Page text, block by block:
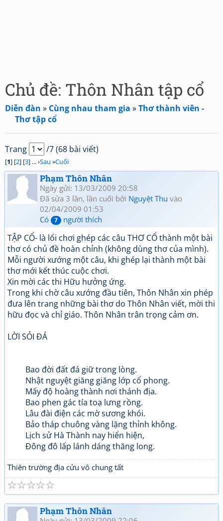
Chủ đề: Thôn Nhân tập cổ
Diễn đàn » Cùng nhau tham gia »Thơ thành viên -
Thơ tập cổ
Trang /7 (68 bài viết)
[1] [2] [3] ... ›Sau »Cuối
Phạm Thôn Nhân
Ngày gửi: 13/03/2009 20:58
Đã sửa 3 lần, lần cuối bởi Nguyệt Thu vào
02/04/2009 01:53
Có
7 người thích
TẬP CỔ- là lối chơi ghép các câu THƠ CỔ thành một bài
thơ có chủ đề hoàn chỉnh (không dùng thơ của mình).
Mỗi người xướng một câu, khi ghép lại thành một bài
thơ mới kết thúc cuộc chơi.
Xin mời các thi Hữu hưởng ứng.
Trong khi chờ câu xướng đầu tiên, Thôn Nhân xin phép
đưa lên trang những bài thơ do Thôn Nhân viết, mời thi
hữu đọc và chỉ giáo. Thôn Nhân trân trọng cảm ơn.
LỜI SỎI ĐÁ
Bao đời đất đá giữ trong lòng.
Nhật nguyệt giăng giăng lớp cổ phong.
Mấy độ hoàng thành nơi thánh địa.
Bao phen gác tía toạ lưng rồng.
Lâu đài điện các mờ sương khói.
Bảo tháp chuông vàng lặng thỉnh không.
Lịch sử Hà Thành nay hiển hiện,
Đông đô lấp lánh dáng thăng long.
Thiên trường địa cửu vô chung tất
☆
☆
☆
☆
☆
Phạm Thôn Nhân